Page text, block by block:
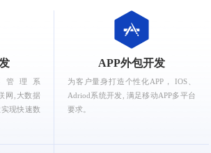
What can Ruizhi Interactive provide for you?
理系
网,大数据
现快速数
APP外包开发
为客户量身打造个性化APP， IOS、
Adriod系统开发, 满足移动APP多平台
要求。